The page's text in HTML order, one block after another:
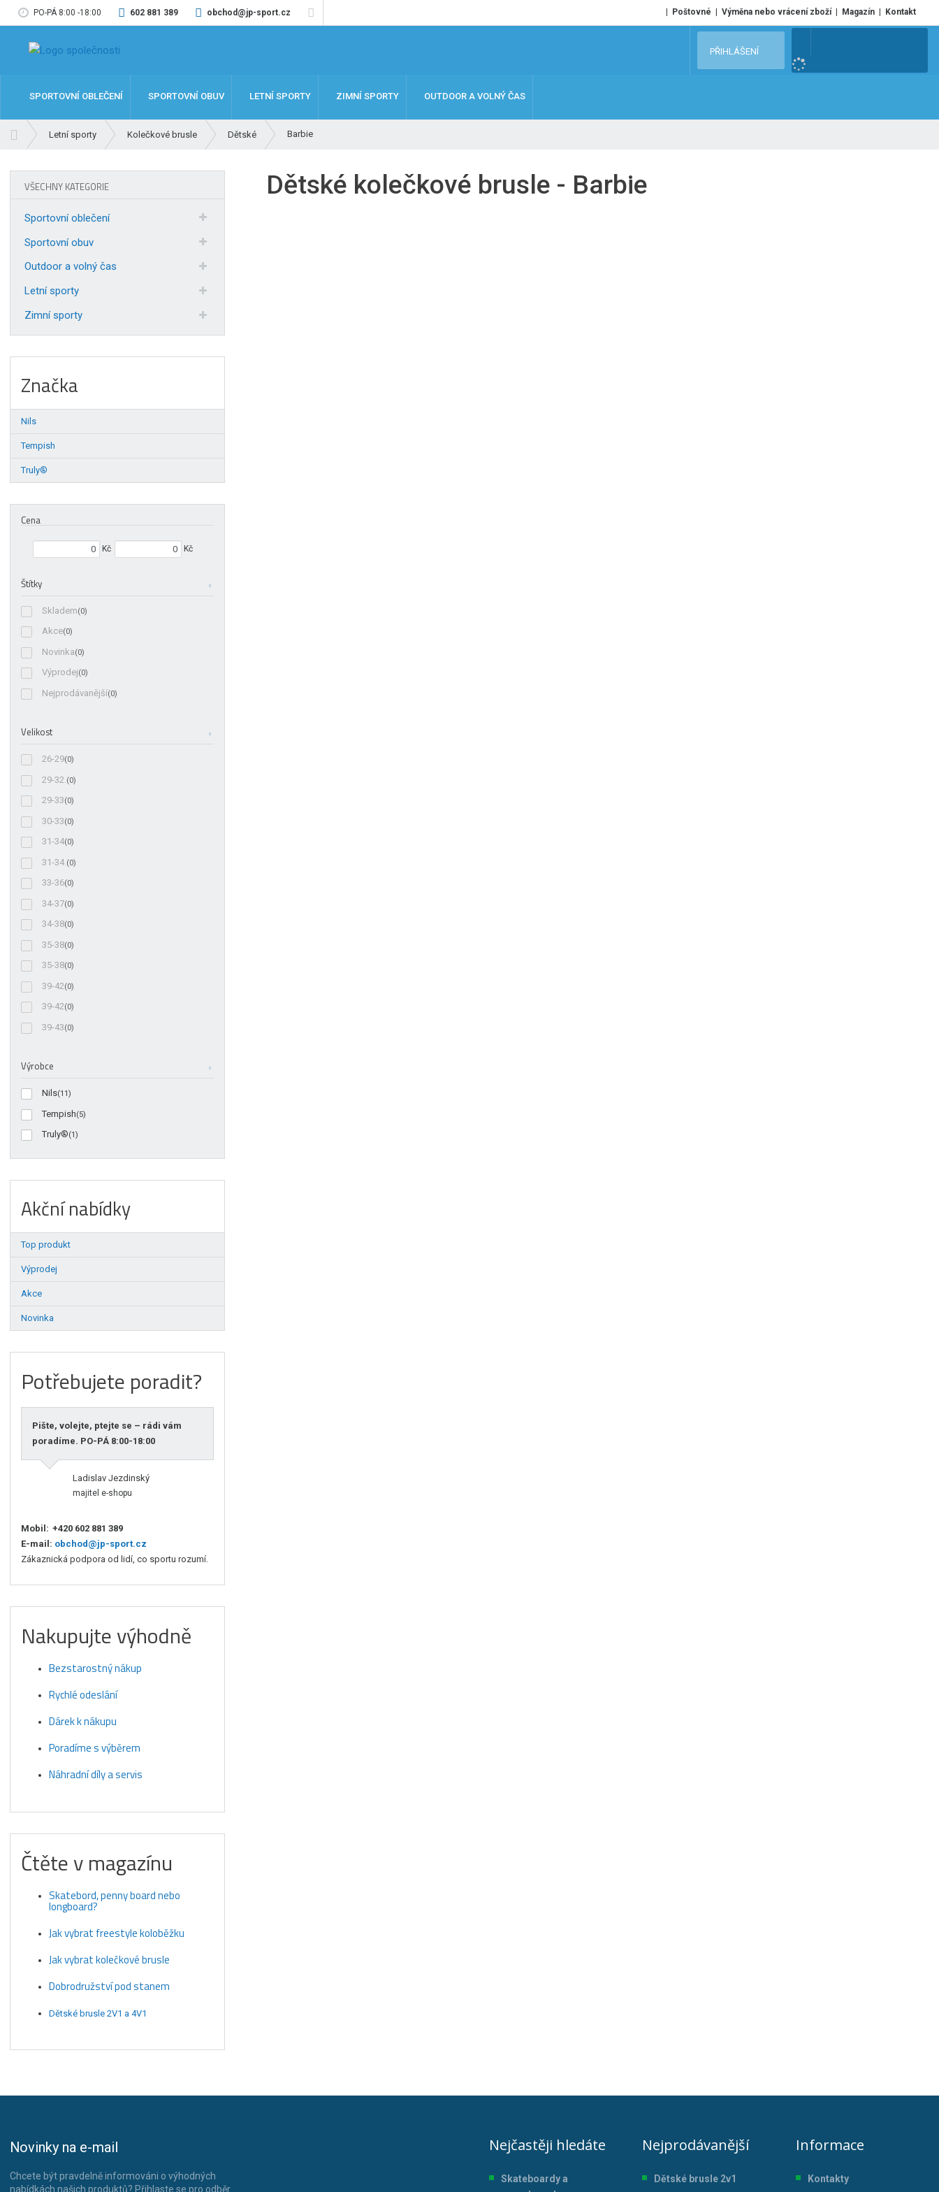
PO-PÁ 8:00 -18:00 602 881 389 obchod@jp-sport.cz Poštovné Výměna nebo vrácení zboží Magazín Kontakt
e
PŘIHLÁŠENÍ
SPORTOVNÍ OBLEČENÍ SPORTOVNÍ OBUV LETNÍ SPORTY ZIMNÍ SPORTY OUTDOOR A VOLNÝ ČAS
Letní sporty Kolečkové brusle Dětské Barbie
Dětské kolečkové brusle - Barbie
VŠECHNY KATEGORIE
Sportovní oblečení
Sportovní obuv
Outdoor a volný čas
Letní sporty
Zimní sporty
Značka
Nils
Tempish
Truly®
Cena
Kč Kč
Štítky
Skladem(0)
Akce(0)
Novinka(0)
Výprodej(0)
Nejprodávanější(0)
Velikost
26-29(0)
29-32. (0)
29-33(0)
30-33(0)
31-34(0)
31-34. (0)
33-36(0)
34-37(0)
34-38(0)
35-38(0)
35-38(0)
39-42(0)
39-42(0)
39-43(0)
Výrobce
Nils(11)
Tempish(5)
Truly®(1)
Akční nabídky
Top produkt
Výprodej
Akce
Novinka
Potřebujete poradit?
Pište, volejte, ptejte se – rádi vám
poradíme. PO-PÁ 8:00-18:00
Ladislav Jezdinský
majitel e-shopu
Mobil: +420 602 881 389
E-mail: obchod@jp-sport.cz
Zákaznická podpora od lidí, co sportu rozumí.
Nakupujte výhodně
Bezstarostný nákup
Rychlé odeslání
Dárek k nákupu
Poradíme s výběrem
Náhradní díly a servis
Čtěte v magazínu
Skatebord, penny board nebo
longboard?
Jak vybrat freestyle koloběžku
Jak vybrat kolečkové brusle
Dobrodružství pod stanem
Dětské brusle 2V1 a 4V1
Novinky na e-mail
Chcete být pravdelně informováni o výhodných
nabídkách našich produktů? Přihlaste se pro odběr
Nejčastěji hledáte
Skateboardy a
Nejprodávanější
Dětské brusle 2v1
Informace
Kontakty